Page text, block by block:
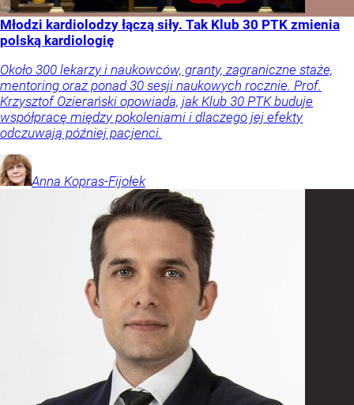
Młodzi kardiolodzy łączą siły. Tak Klub 30 PTK zmienia
polską kardiologię
Około 300 lekarzy i naukowców, granty, zagraniczne staże,
mentoring oraz ponad 30 sesji naukowych rocznie. Prof.
Krzysztof Ozierański opowiada, jak Klub 30 PTK buduje
współpracę między pokoleniami i dlaczego jej efekty
odczuwają później pacjenci.
Anna Kopras-Fijołek